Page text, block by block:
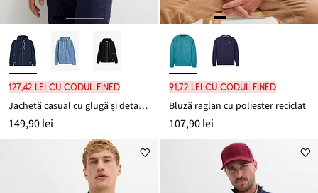
127,42 lei cu codul FINED
Jachetă casual cu glugă și detalii din imitație de piele
149,90 lei
91,72 lei cu codul FINED
Bluză raglan cu poliester reciclat
107,90 lei